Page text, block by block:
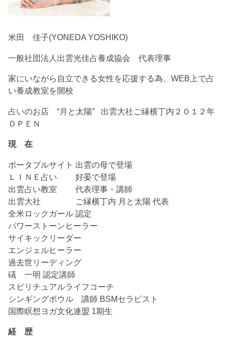
米田 佳子(YONEDA YOSHIKO)
一般社団法人出雲光佳占養成協会 代表理事
家にいながら自立できる女性を応援する為、WEB上で占
い養成教室を開校
占いのお店 “月と太陽” 出雲大社ご縁横丁内２０１２年
ＯＰＥＮ
現 在
ポータブルサイト 出雲の母で登場
ＬＩＮＥ占い 好晏で登場
出雲占い教室 代表理事・講師
出雲大社 ご縁横丁内 月と太陽 代表
全米ロックガール 認定
パワーストーンヒーラー
サイキックリーダー
エンジェルヒーラー
過去世リーディング
礒 一明 認定講師
スピリチュアルライフコーチ
シンギングボウル 講師 BSMセラピスト
国際瞑想ヨガ文化連盟 1期生
経 歴